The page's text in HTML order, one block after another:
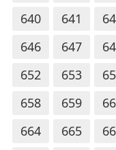
640
641
646
647
652
653
658
659
664
665